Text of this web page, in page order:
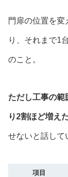
門扉の位置を
り、それまで1
のこと。
ただし工事の範
り2割ほど増え
せないと話して
項目